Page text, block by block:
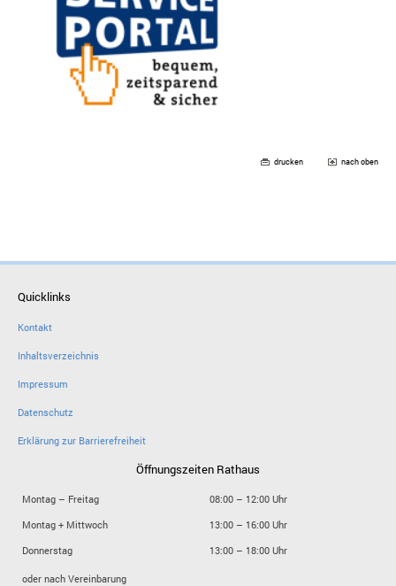
drucken nach oben
Quicklinks
Kontakt
Inhaltsverzeichnis
Impressum
Datenschutz
Erklärung zur Barrierefreiheit
Öffnungszeiten Rathaus
Montag – Freitag
08:00 – 12:00 Uhr
Montag + Mittwoch
13:00 – 16:00 Uhr
Donnerstag
13:00 – 18:00 Uhr
oder nach Vereinbarung